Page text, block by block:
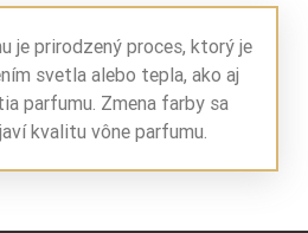
je prirodzený proces, ktorý je
svetla alebo tepla, ako aj
parfumu. Zmena farby sa
kvalitu vône parfumu.